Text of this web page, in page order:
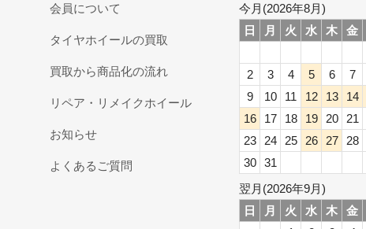
会員について
タイヤホイールの買取
買取から商品化の流れ
リペア・リメイクホイール
お知らせ
よくあるご質問
今月(2026年8月)
日
月 火 水 木 金
2
3 4 5 6 7
9
10 11 12 13 14
16
17 18 19 20 21
23
24 25 26 27 28
30
31
翌月(2026年9月)
日
月 火 水 木 金